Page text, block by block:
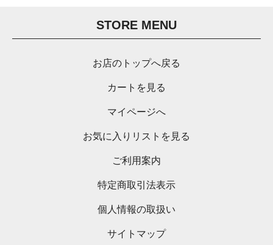
STORE MENU
お店のトップへ戻る
カートを見る
マイページへ
お気に入りリストを見る
ご利用案内
特定商取引法表示
個人情報の取扱い
サイトマップ